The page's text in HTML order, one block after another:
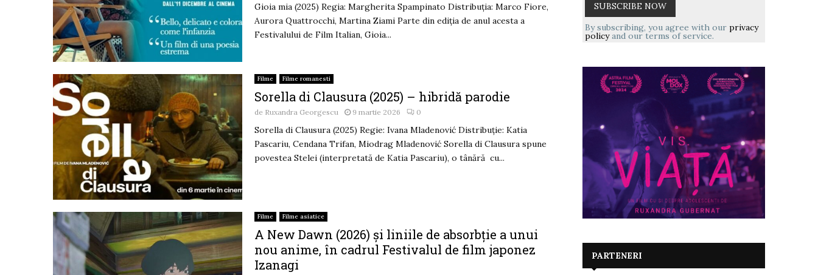
Gioia mia (2025) Regia: Margherita Spampinato Distribuția: Marco Fiore,
Aurora Quattrocchi, Martina Ziami Parte din ediția de anul acesta a
Festivalului de Film Italian, Gioia...
Filme Filme romanesti
Sorella di Clausura (2025) – hibridă parodie
de Ruxandra Georgescu 9 martie 2026 0
Sorella di Clausura (2025) Regie: Ivana Mladenović Distribuție: Katia
Pascariu, Cendana Trifan, Miodrag Mladenović Sorella di Clausura spune
povestea Stelei (interpretată de Katia Pascariu), o tânără cu...
Filme Filme asiatice
A New Dawn (2026) și liniile de absorbție a unui
nou anime, în cadrul Festivalul de film japonez
Izanagi
By subscribing, you agree with our privacy
policyand our terms of service.
PARTENERI